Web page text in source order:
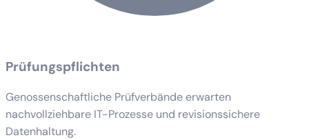
Prüfungspflichten
Genossenschaftliche Prüfverbände erwarten
nachvollziehbare IT-Prozesse und revisionssichere
Datenhaltung.